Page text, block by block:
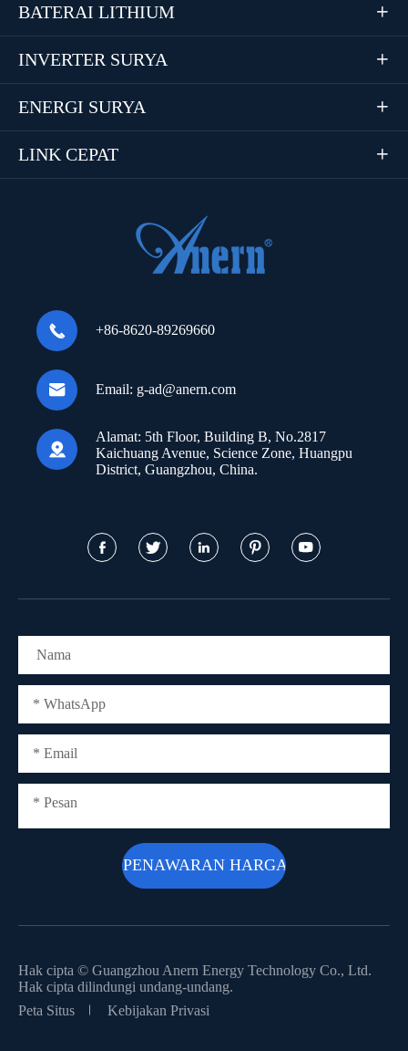
BATERAI LITHIUM 
INVERTER SURYA 
ENERGI SURYA 
LINK CEPAT 
 +86-8620-89269660
 Email: g-ad@anern.com

Alamat: 5th Floor, Building B, No.2817
Kaichuang Avenue, Science Zone, Huangpu
District, Guangzhou, China.
    
Hak cipta © Guangzhou Anern Energy Technology Co., Ltd.
Hak cipta dilindungi undang-undang.
Peta Situs
Kebijakan Privasi